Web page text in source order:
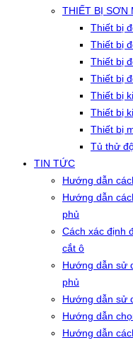
THIẾT BỊ SƠN
Thiết bị
Thiết bị
Thiết bị
Thiết bị
Thiết bị
Thiết bị
Thiết bị
Tủ thử
TIN TỨC
Hướng dẫn
Hướng dẫn
phủ
Cách xác định
cắt ô
Hướng dẫn sử
phủ
Hướng dẫn sử
Hướng dẫn
Hướng dẫn